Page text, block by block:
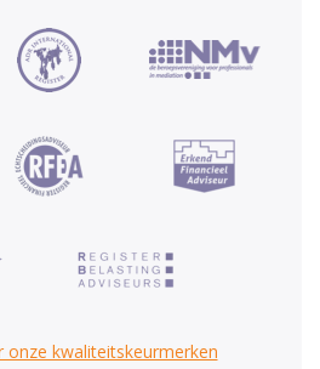
onze kwaliteitskeurmerken